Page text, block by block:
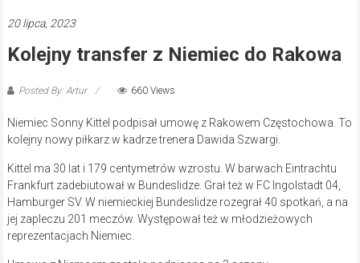
20 lipca, 2023
Kolejny transfer z Niemiec do Rakowa
Posted By: Artur 660 Views
Niemiec Sonny Kittel podpisał umowę z Rakowem Częstochowa. To
kolejny nowy piłkarz w kadrze trenera Dawida Szwargi.
Kittel ma 30 lat i 179 centymetrów wzrostu. W barwach Eintrachtu
Frankfurt zadebiutował w Bundeslidze. Grał też w FC Ingolstadt 04,
Hamburger SV. W niemieckiej Bundeslidze rozegrał 40 spotkań, a na
jej zapleczu 201 meczów. Występował też w młodzieżowych
reprezentacjach Niemiec.